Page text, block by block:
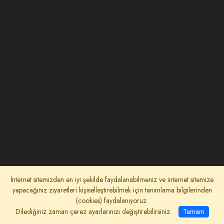
İnternet sitemizden en iyi şekilde faydalanabilmeniz ve internet sitemize
yapacağınız ziyaretleri kişiselleştirebilmek için tanımlama bilgilerinden
(cookies) faydalanıyoruz.
Dilediğiniz zaman çerez ayarlarınızı değiştirebilirsiniz.
Tamam